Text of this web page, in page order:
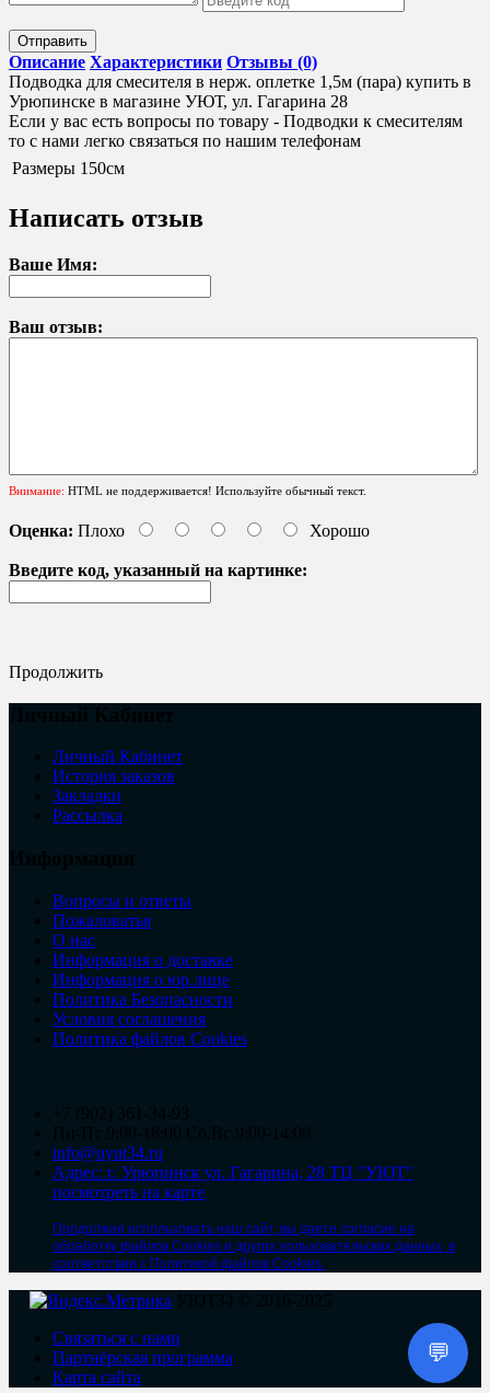
Отправить
Описание Характеристики Отзывы (0)
Подводка для смесителя в нерж. оплетке 1,5м (пара) купить в
Урюпинске в магазине УЮТ, ул. Гагарина 28
Если у вас есть вопросы по товару - Подводки к смесителям
то с нами легко связаться по нашим телефонам
Размеры 150см
Написать отзыв
Ваше Имя:
Ваш отзыв:
Внимание: HTML не поддерживается! Используйте обычный текст.
Оценка: Плохо Хорошо
Введите код, указанный на картинке:
Продолжить
Личный Кабинет
История заказов
Закладки
Рассылка
Вопросы и ответы
Пожаловатья
О нас
Информация о доставке
Информация о юр.лице
Политика Безопасности
Условия соглашения
Политика файлов Cookies
info@uyut34.ru
Адрес: г. Урюпинск ул. Гагарина, 28 ТЦ "УЮТ"
посмотреть на карте
Продолжая использовать наш сайт, вы даете согласие на
обработку файлов Cookies и других пользовательских данных, в
соответствии с Политикой файлов Cookies.
Связаться с нами
Партнёрская программа
Карта сайта
💬